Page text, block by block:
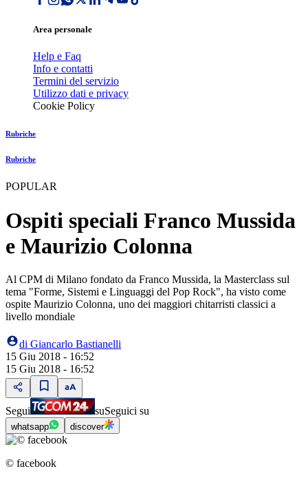
Area personale
Help e Faq
Info e contatti
Termini del servizio
Utilizzo dati e privacy
Cookie Policy
Rubriche
Rubriche
POPULAR
Ospiti speciali Franco Mussida
e Maurizio Colonna
Al CPM di Milano fondato da Franco Mussida, la Masterclass sul
tema "Forme, Sistemi e Linguaggi del Pop Rock", ha visto come
ospite Maurizio Colonna, uno dei maggiori chitarristi classici a
livello mondiale
di Giancarlo Bastianelli
15 Giu 2018 - 16:52
15 Giu 2018 - 16:52
Segui suSeguici su
whatsapp discover
© facebook